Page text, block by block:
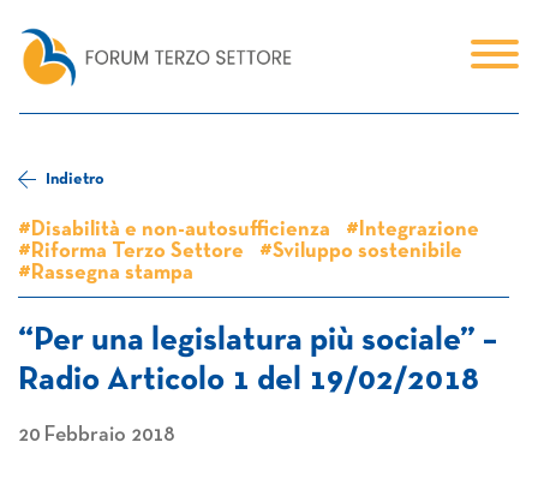
Indietro
#Disabilità e non-autosufficienza
#Integrazione
#Riforma Terzo Settore
#Sviluppo sostenibile
#Rassegna stampa
“Per una legislatura più sociale” –
Radio Articolo 1 del 19/02/2018
20 Febbraio 2018